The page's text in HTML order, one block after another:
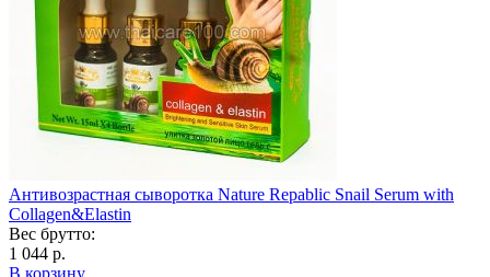
Антивозрастная сыворотка Naturе Repablic Snail Serum with
Collagen&Elastin
Вес брутто:
1 044 р.
В корзину